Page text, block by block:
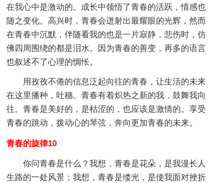
在我心中是激动的。成长中领悟了青春的活跃，情感也
随之变化。高兴时，青春会迸射出最耀眼的光辉，然而
在青春中沉默，伴随看我的也是一片寂静，悲伤时，仿
佛四周围绕的都是泪水。因为青春的善变，再多的语言
也叙述不了心理的惆怅。
用孜孜不倦的信息泛起向往的青春，让生活的未来
在这里播种，吐穗。青春有着炽热之新的我，鼓舞我向
往。青春是美好的，是枯涩的，也应该是激情的。享受
青春的跳动，拨动心的琴弦，奔向更加青春的未来。
青春的旋律10
你问青春是什么？我想，青春是花朵，是我漫长人
生路的一处风景；我想，青春是缕光，是使我面对挫折